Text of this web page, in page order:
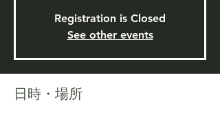
Registration is Closed
See other events
日時・場所